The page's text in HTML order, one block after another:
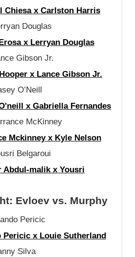
Chiesa x Carlston Harris
Douglas
x Lerryan Douglas
Gibson Jr.
x Lance Gibson Jr.
O’Neill
x Gabriella Fernandes
McKinney
Mckinney x Kyle Nelson
Belgaroui
Abdul-malik x Yousri
Evloev vs. Murphy
Pericic
Pericic x Louie Sutherland
Silva